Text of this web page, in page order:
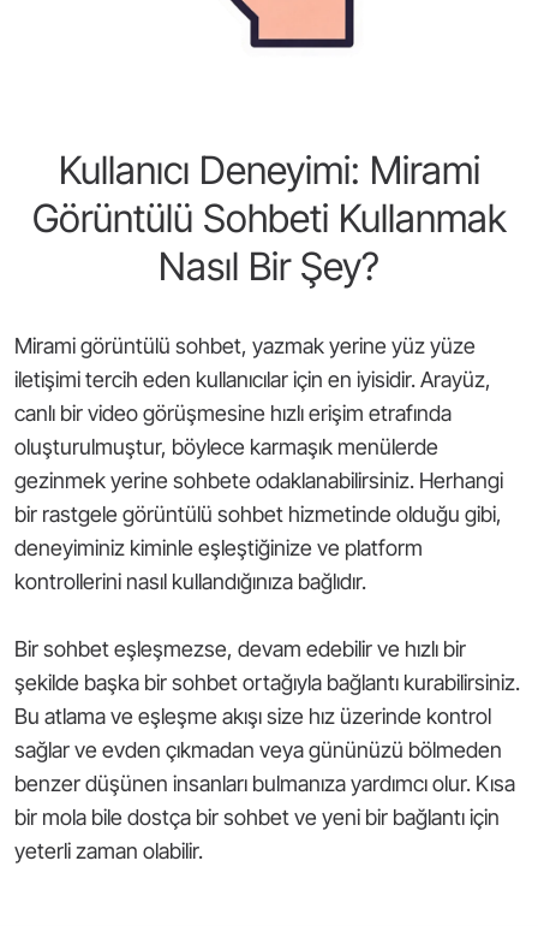
Kullanıcı Deneyimi: Mirami
Görüntülü Sohbeti Kullanmak
Nasıl Bir Şey?
Mirami görüntülü sohbet, yazmak yerine yüz yüze
iletişimi tercih eden kullanıcılar için en iyisidir. Arayüz,
canlı bir video görüşmesine hızlı erişim etrafında
oluşturulmuştur, böylece karmaşık menülerde
gezinmek yerine sohbete odaklanabilirsiniz. Herhangi
bir rastgele görüntülü sohbet hizmetinde olduğu gibi,
deneyiminiz kiminle eşleştiğinize ve platform
kontrollerini nasıl kullandığınıza bağlıdır.
Bir sohbet eşleşmezse, devam edebilir ve hızlı bir
şekilde başka bir sohbet ortağıyla bağlantı kurabilirsiniz.
Bu atlama ve eşleşme akışı size hız üzerinde kontrol
sağlar ve evden çıkmadan veya gününüzü bölmeden
benzer düşünen insanları bulmanıza yardımcı olur. Kısa
bir mola bile dostça bir sohbet ve yeni bir bağlantı için
yeterli zaman olabilir.